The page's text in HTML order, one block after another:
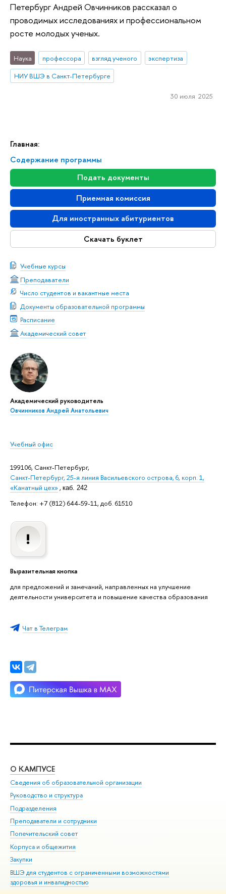
Главная:
Содержание программы
Подать документы
Приемная комиссия
Для иностранных абитуриентов
Скачать буклет
Учебные курсы
Преподаватели
Число студентов и вакантные места
Документы образовательной программы
Расписание
Академический совет
Академический руководитель
Овчинников Андрей Анатольевич
Учебный офис
199106, Санкт-Петербург,
Санкт-Петербург, 25-я линия Васильевского острова, 6, корп. 1,
«Канатный цех» , каб. 242
Телефон: +7 (812) 644-59-11, доб. 61510
Выразительная кнопка
для предложений и замечаний, направленных на улучшение
деятельности университета и повышение качества образования
Чат в Телеграм
Петербург Андрей Овчинников рассказал о
проводимых исследованиях и профессиональном
росте молодых ученых.
Наука профессора взгляд ученого
экспертиза
НИУ ВШЭ в Санкт-Петербурге
30 июля 2025
О КАМПУСЕ
Сведения об образовательной организации
Руководство и структура
Подразделения
Преподаватели и сотрудники
Попечительский совет
Корпуса и общежития
Закупки
ВШЭ для студентов с ограниченными возможностями
здоровья и инвалидностью